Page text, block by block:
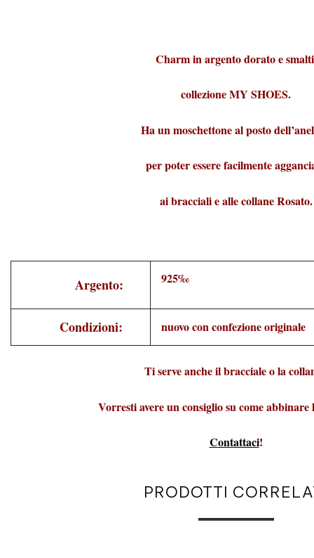
Charm in argento dorato e
collezione MY SHOES.
Ha un moschettone al posto
per poter essere facilmente
ai bracciali e alle collane Rosato.
Argento: 925‰
Condizioni: nuovo con confezione originale
Ti serve anche il bracciale o la
Vorresti avere un consiglio su come
Contattaci!
PRODOTTI